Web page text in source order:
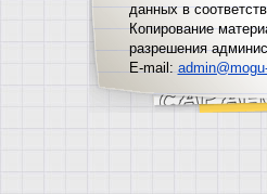
данных в
Копирование
разрешения
E-mail: